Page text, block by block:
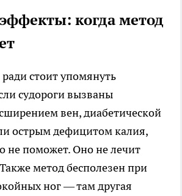
когда метод
стоит упомянуть
судороги вызваны
вен, диабетической
острым дефицитом калия,
не поможет. Оно не лечит
метод бесполезен при
ног — там другая